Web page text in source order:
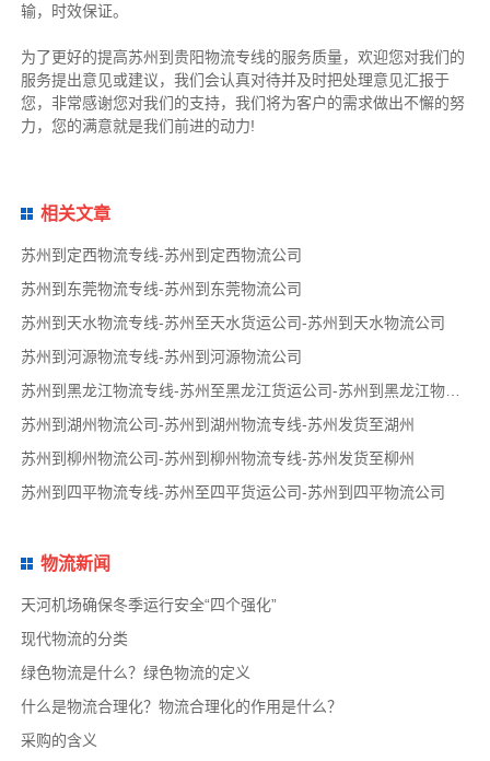
输，时效保证。
为了更好的提高苏州到贵阳物流专线的服务质量，欢迎您对我们的
服务提出意见或建议，我们会认真对待并及时把处理意见汇报于
您，非常感谢您对我们的支持，我们将为客户的需求做出不懈的努
力，您的满意就是我们前进的动力!
相关文章
苏州到定西物流专线-苏州到定西物流公司
苏州到东莞物流专线-苏州到东莞物流公司
苏州到天水物流专线-苏州至天水货运公司-苏州到天水物流公司
苏州到河源物流专线-苏州到河源物流公司
苏州到黑龙江物流专线-苏州至黑龙江货运公司-苏州到黑龙江物流公司
苏州到湖州物流公司-苏州到湖州物流专线-苏州发货至湖州
苏州到柳州物流公司-苏州到柳州物流专线-苏州发货至柳州
苏州到四平物流专线-苏州至四平货运公司-苏州到四平物流公司
物流新闻
天河机场确保冬季运行安全“四个强化”
现代物流的分类
绿色物流是什么？绿色物流的定义
什么是物流合理化？物流合理化的作用是什么？
采购的含义